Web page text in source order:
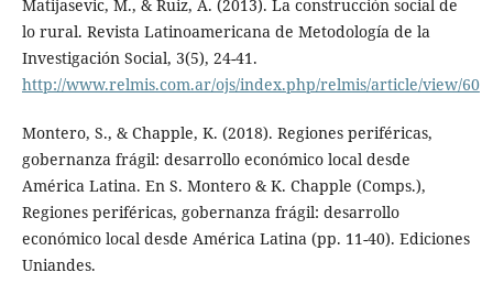
Matijasevic, M., & Ruiz, A. (2013). La construcción social de
lo rural. Revista Latinoamericana de Metodología de la
Investigación Social, 3(5), 24-41.
http://www.relmis.com.ar/ojs/index.php/relmis/article/view/60
Montero, S., & Chapple, K. (2018). Regiones periféricas,
gobernanza frágil: desarrollo económico local desde
América Latina. En S. Montero & K. Chapple (Comps.),
Regiones periféricas, gobernanza frágil: desarrollo
económico local desde América Latina (pp. 11-40). Ediciones
Uniandes.